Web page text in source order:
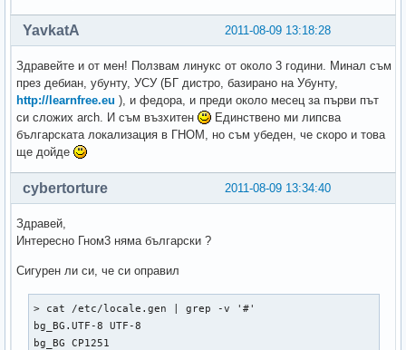
2011-08-09 13:18:28
YavkatA
Здравейте и от мен! Ползвам линукс от около 3 години. Минал съм
през дебиан, убунту, УСУ (БГ дистро, базирано на Убунту,
http://learnfree.eu ), и федора, и преди около месец за първи път
си сложих arch. И съм възхитен
Единствено ми липсва
българската локализация в ГНОМ, но съм убеден, че скоро и това
ще дойде
2011-08-09 13:34:40
cybertorture
Здравей,
Интересно Гном3 няма български ?
Сигурен ли си, че си оправил
> cat /etc/locale.gen | grep -v '#'
bg_BG.UTF-8 UTF-8
bg_BG CP1251